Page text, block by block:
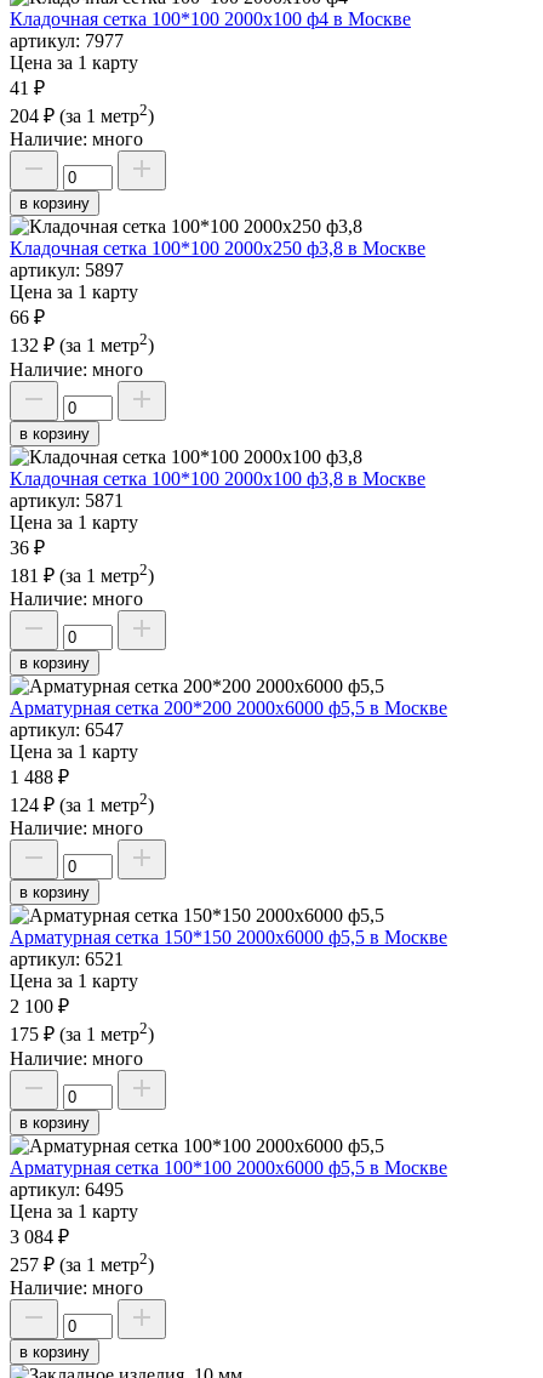
Кладочная сетка 100*100 2000х100 ф4 в Москве
артикул: 7977
Цена за 1 карту
41 ₽
204 ₽ (за 1 метр2)
Наличие: много
в корзину
Кладочная сетка 100*100 2000х250 ф3,8 в Москве
артикул: 5897
Цена за 1 карту
66 ₽
132 ₽ (за 1 метр2)
Наличие: много
в корзину
Кладочная сетка 100*100 2000х100 ф3,8 в Москве
артикул: 5871
Цена за 1 карту
36 ₽
181 ₽ (за 1 метр2)
Наличие: много
в корзину
Арматурная сетка 200*200 2000х6000 ф5,5 в Москве
артикул: 6547
Цена за 1 карту
1 488 ₽
124 ₽ (за 1 метр2)
Наличие: много
в корзину
Арматурная сетка 150*150 2000х6000 ф5,5 в Москве
артикул: 6521
Цена за 1 карту
2 100 ₽
175 ₽ (за 1 метр2)
Наличие: много
в корзину
Арматурная сетка 100*100 2000х6000 ф5,5 в Москве
артикул: 6495
Цена за 1 карту
3 084 ₽
257 ₽ (за 1 метр2)
Наличие: много
в корзину